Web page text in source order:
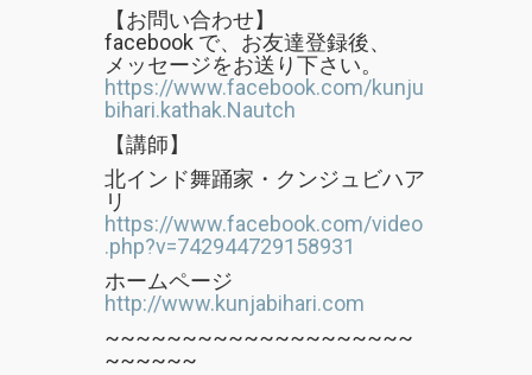
【お問い合わせ】
facebook で、お友達登録後、
メッセージをお送り下さい。
https://www.facebook.com/kunju
bihari.kathak.Nautch
【講師】
北インド舞踊家・クンジュビハア
リ
https://www.facebook.com/video
.php?v=742944729158931
ホームページ
http://www.kunjabihari.com
~~~~~~~~~~~~~~~~~~~~
~~~~~~